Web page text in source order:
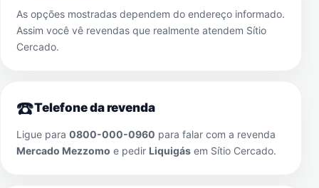
As opções mostradas dependem do endereço informado.
Assim você vê revendas que realmente atendem Sítio
Cercado.
☎️Telefone da revenda
Ligue para 0800-000-0960 para falar com a revenda
Mercado Mezzomo e pedir Liquigás em Sítio Cercado.